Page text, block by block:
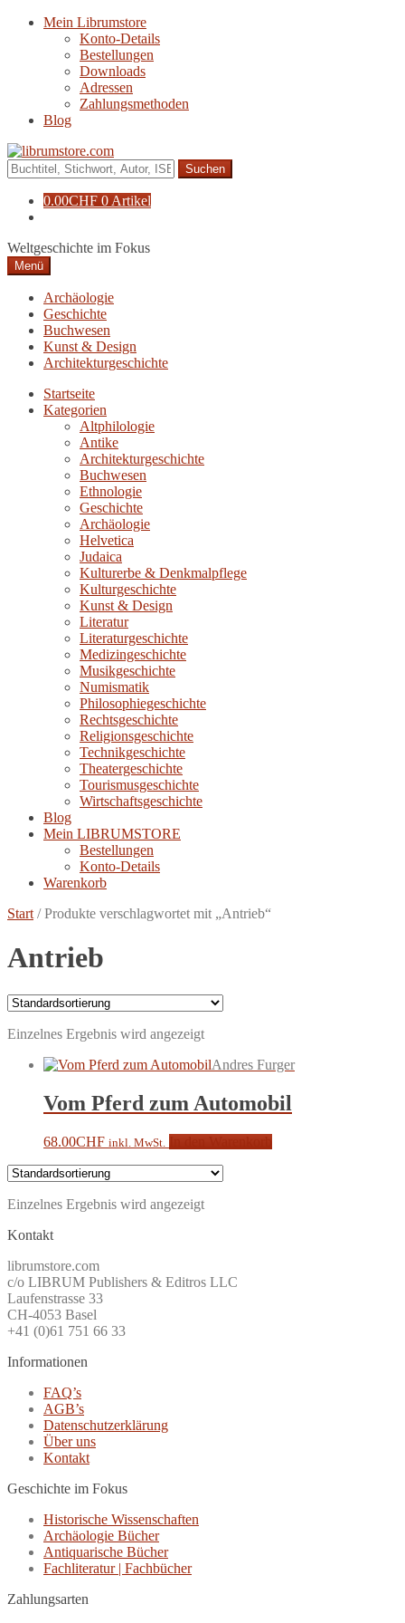
Navigation
Zum
Mein Librumstore
Konto-Details
Bestellungen
Downloads
Adressen
Zahlungsmethoden
Blog
Suche
nach:
0.00CHF 0 Artikel
Weltgeschichte im Fokus
Menü
Archäologie
Geschichte
Buchwesen
Kunst & Design
Architekturgeschichte
Startseite
Kategorien
Altphilologie
Antike
Architekturgeschichte
Buchwesen
Ethnologie
Geschichte
Archäologie
Helvetica
Judaica
Kulturerbe & Denkmalpflege
Kulturgeschichte
Kunst & Design
Literatur
Literaturgeschichte
Medizingeschichte
Musikgeschichte
Numismatik
Philosophiegeschichte
Rechtsgeschichte
Religionsgeschichte
Technikgeschichte
Theatergeschichte
Tourismusgeschichte
Wirtschaftsgeschichte
Blog
Mein LIBRUMSTORE
Bestellungen
Konto-Details
Warenkorb
Start /Produkte verschlagwortet mit „Antrieb“
Antrieb
Einzelnes Ergebnis wird angezeigt
Andres Furger
Vom Pferd zum Automobil
68.00CHF inkl. MwSt.
Einzelnes Ergebnis wird angezeigt
Kontakt
librumstore.com
c/o LIBRUM Publishers & Editros LLC
Laufenstrasse 33
CH-4053 Basel
+41 (0)61 751 66 33
Informationen
FAQ’s
AGB’s
Datenschutzerklärung
Über uns
Kontakt
Geschichte im Fokus
Historische Wissenschaften
Archäologie Bücher
Antiquarische Bücher
Fachliteratur | Fachbücher
Zahlungsarten